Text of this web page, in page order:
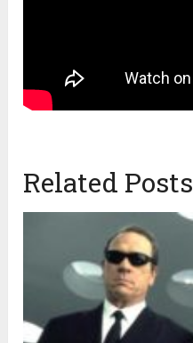
Related Posts